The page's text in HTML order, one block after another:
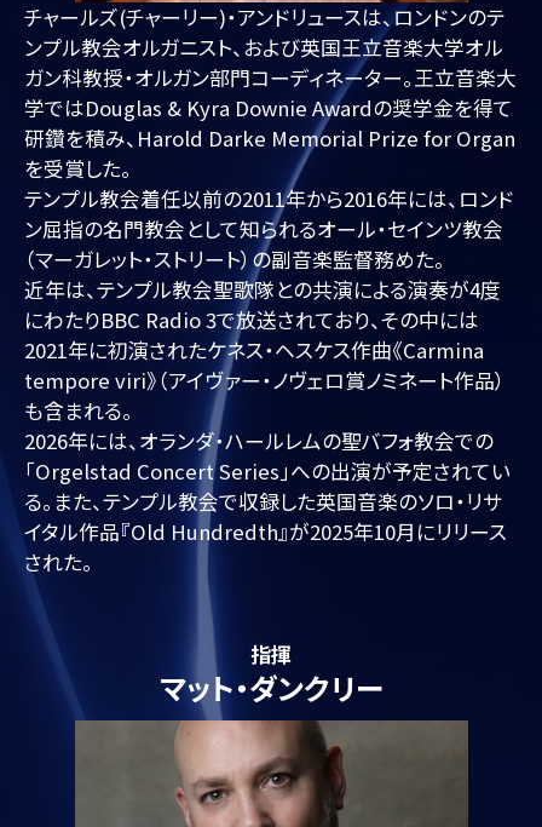
チャールズ(チャーリー)・アンドリュースは、ロンドンのテ
ンプル教会オルガニスト、および英国王立音楽大学オル
ガン科教授・オルガン部門コーディネーター。王立音楽大
学ではDouglas & Kyra Downie Awardの奨学金を得て
研鑽を積み、Harold Darke Memorial Prize for Organ
を受賞した。
テンプル教会着任以前の2011年から2016年には、ロンド
ン屈指の名門教会として知られるオール・セインツ教会
（マーガレット・ストリート）の副音楽監督務めた。
近年は、テンプル教会聖歌隊との共演による演奏が4度
にわたりBBC Radio 3で放送されており、その中には
2021年に初演されたケネス・ヘスケス作曲《Carmina
tempore viri》（アイヴァー・ノヴェロ賞ノミネート作品）
も含まれる。
2026年には、オランダ・ハールレムの聖バフォ教会での
「Orgelstad Concert Series」への出演が予定されてい
る。また、テンプル教会で収録した英国音楽のソロ・リサ
イタル作品『Old Hundredth』が2025年10月にリリース
された。
指揮
マット・ダンクリー